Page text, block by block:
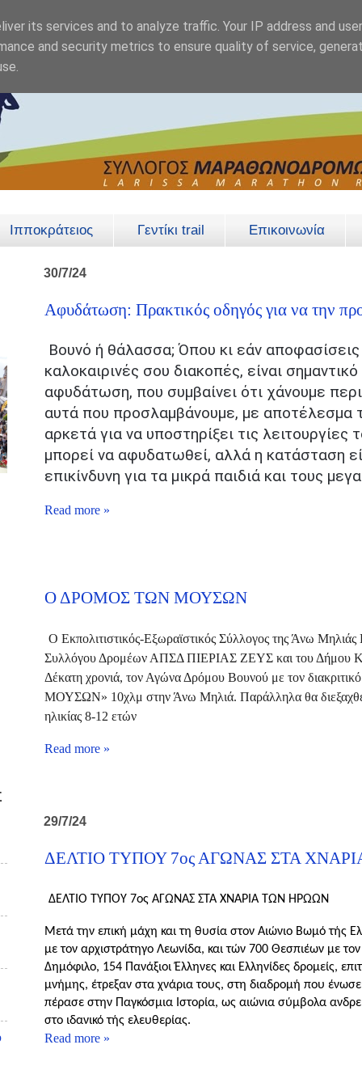
Ιπποκράτειος Γεντίκι trail Επικοινωνία
30/7/24
Αφυδάτωση: Πρακτικός οδηγός για να την
Βουνό ή θάλασσα; Όπου κι εάν αποφασίσεις
καλοκαιρινές σου διακοπές, είναι
αφυδάτωση, που συμβαίνει ότι χάνουμε
αυτά που προσλαμβάνουμε, με αποτέλεσμα
αρκετά για να υποστηρίξει τις
μπορεί να αφυδατωθεί, αλλά η κατάσταση
επικίνδυνη για τα μικρά παιδιά και τους
Read more »
Ο ΔΡΟΜΟΣ ΤΩΝ ΜΟΥΣΩΝ
Ο Εκπολιτιστικός-Εξωραϊστικός Σύλλογος της Άνω Μηλιάς
Συλλόγου Δρομέων ΑΠΣΔ ΠΙΕΡΙΑΣ ΖΕΥΣ και του Δήμου
Δέκατη χρονιά, τον Αγώνα Δρόμου Βουνού με τον
ΜΟΥΣΩΝ» 10χλμ στην Άνω Μηλιά. Παράλληλα θα
ηλικίας 8-12 ετών
Read more »
29/7/24
ΔΕΛΤΙΟ ΤΥΠΟΥ 7ος ΑΓΩΝΑΣ ΣΤΑ
ΔΕΛΤΙΟ ΤΥΠΟΥ 7ος ΑΓΩΝΑΣ ΣΤΑ ΧΝΑΡΙΑ ΤΩΝ ΗΡΩΩΝ
Μετά την επική μάχη και τη θυσία στον Αιώνιο Βωμό τής
με τον αρχιστράτηγο Λεωνίδα, και τών 700 Θεσπιέων με
Δημόφιλο, 154 Πανάξιοι Έλληνες και Ελληνίδες δρομείς,
μνήμης, έτρεξαν στα χνάρια τους, στη διαδρομή που ένωσε
πέρασε στην Παγκόσμια Ιστορία, ως αιώνια σύμβολα
στο ιδανικό τής ελευθερίας.
Read more »
its services and to analyze traffic. Your IP address and
and security metrics to ensure quality of service,